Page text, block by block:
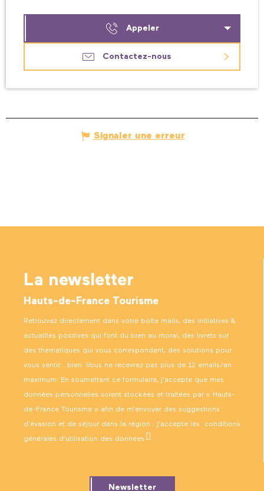
Appeler
Contactez-nous
Signaler une erreur
La newsletter
Hauts-de-France Tourisme
Retrouvez directement dans votre boîte mails, des initiatives &
actualités positives qui font du bien au moral, des livrets sur
des thématiques qui vous correspondent, des solutions pour
vous sentir… bien. Vous ne recevrez pas plus de 12 emails/an
maximum. En soumettant ce formulaire, j’accepte que mes
données personnelles soient stockées et traitées par « Hauts-
de-France Tourisme » afin de m’envoyer des suggestions
d’évasion et de séjour dans la région ; j’accepte les conditions
générales d’utilisation des données .
Newsletter